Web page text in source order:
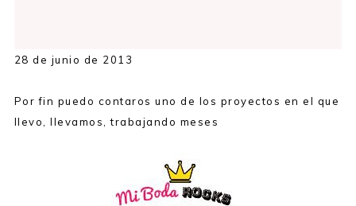
28 de junio de 2013
Por fin puedo contaros uno de los proyectos en el que
llevo, llevamos, trabajando meses